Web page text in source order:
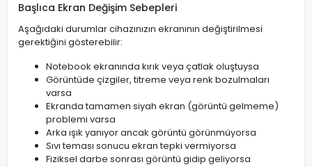
Başlıca Ekran Değişim Sebepleri
Aşağıdaki durumlar cihazınızın ekranının değiştirilmesi
gerektiğini gösterebilir:
Notebook ekranında kırık veya çatlak oluştuysa
Görüntüde çizgiler, titreme veya renk bozulmaları
varsa
Ekranda tamamen siyah ekran (görüntü gelmeme)
problemi varsa
Arka ışık yanıyor ancak görüntü görünmüyorsa
Sıvı teması sonucu ekran tepki vermiyorsa
Fiziksel darbe sonrası görüntü gidip geliyorsa